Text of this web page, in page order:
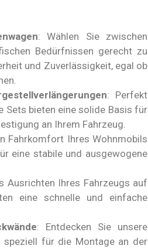
: Wählen Sie zwischen
Bedürfnissen gerecht zu
und Zuverlässigkeit, egal ob
: Perfekt
Sets bieten eine solide Basis für
an Ihrem Fahrzeug.
Fahrkomfort Ihres Wohnmobils
eine stabile und ausgewogene
Ausrichten Ihres Fahrzeugs auf
eine schnelle und einfache
: Entdecken Sie unsere
speziell für die Montage an der